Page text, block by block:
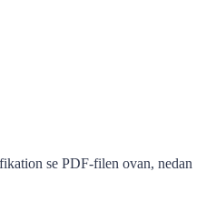
se PDF-filen ovan, nedan